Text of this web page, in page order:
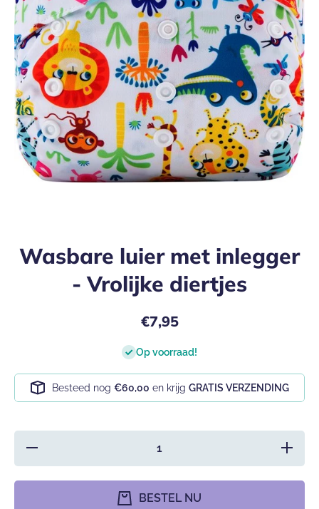
Wasbare luier met inlegger
- Vrolijke diertjes
€7,95
Op voorraad!
Besteed nog €60,00 en krijg GRATIS VERZENDING
Hoeveelheid
voor
Verhoog
voor
BESTEL NU